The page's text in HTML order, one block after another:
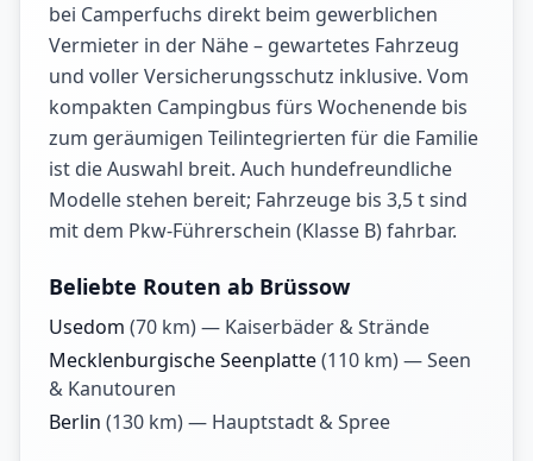
bei Camperfuchs direkt beim gewerblichen
Vermieter in der Nähe – gewartetes Fahrzeug
und voller Versicherungsschutz inklusive. Vom
kompakten Campingbus fürs Wochenende bis
zum geräumigen Teilintegrierten für die Familie
ist die Auswahl breit. Auch hundefreundliche
Modelle stehen bereit; Fahrzeuge bis 3,5 t sind
mit dem Pkw-Führerschein (Klasse B) fahrbar.
Beliebte Routen ab Brüssow
Usedom (70 km) — Kaiserbäder & Strände
Mecklenburgische Seenplatte(110 km) —Seen
& Kanutouren
Berlin (130 km) — Hauptstadt & Spree